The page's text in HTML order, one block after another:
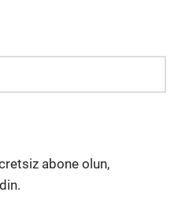
abone olun,